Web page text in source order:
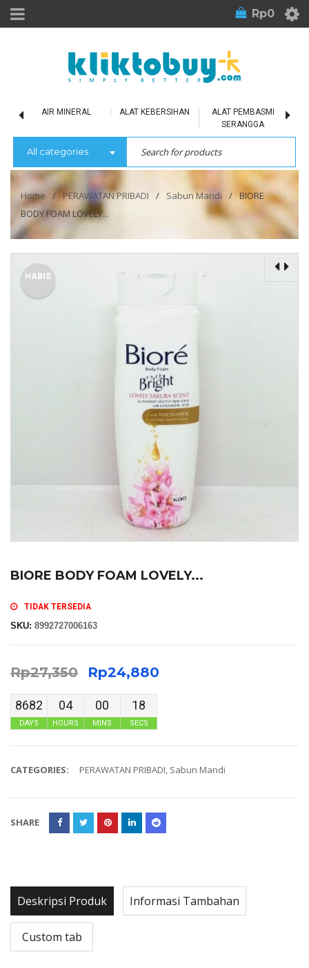
Rp0
AIR MINERAL ALAT KEBERSIHAN
ALAT PEMBASMI
SERANGGA
All categories
Home / PERAWATAN PRIBADI / Sabun Mandi / BIORE
BODY FOAM LOVELY...
HABIS
BIORE BODY FOAM LOVELY...
TIDAK TERSEDIA
SKU: 8992727006163
Rp27,350 Rp24,880
8682
DAYS
04
HOURS
00
MINS
17
SECS
CATEGORIES: PERAWATAN PRIBADI, Sabun Mandi
SHARE
Deskripsi Produk Informasi Tambahan
Custom tab